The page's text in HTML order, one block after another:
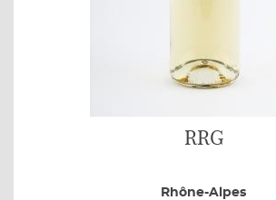
RRG
Rhône-Alpes